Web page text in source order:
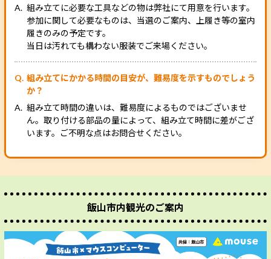
組み立てに必要な工具などの物は弊社にて用意を行います。
参加に関して必要なものは、当選のご案内、上履き等の室内
履きのみの予定です。
当日は汚れても構わない服装でご来場ください。
組み立てにかかる時間の目安が、難易度を示すものでしょう
か？
組み立て時間の違いは、難易度によるものではございませ
ん。取り付ける部品の量によって、組み立て時間に差がござ
います。ご不明な点はお問合せください。
飯山市内観光のご案内